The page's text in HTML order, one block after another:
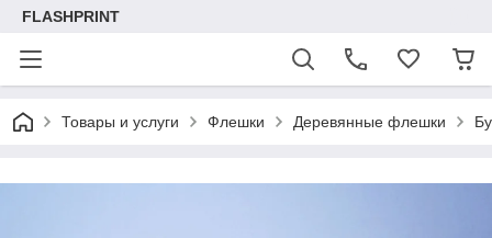
FLASHPRINT
Товары и услуги Флешки Деревянные флешки